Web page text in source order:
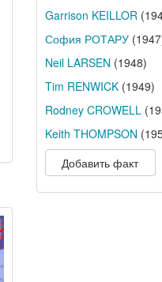
Garrison KEILLOR
София РОТАРУ
Neil LARSEN (1948)
Tim RENWICK(1949)
Rodney CROWELL
Keith THOMPSON
Добавить факт